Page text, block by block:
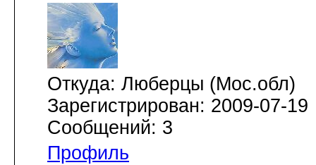
Откуда: Люберцы (Мос.обл)
Зарегистрирован: 2009-07-19
Сообщений: 3
Профиль